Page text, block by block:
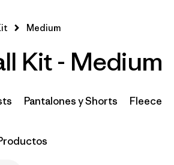
Medium
Kit - Medium
Pantalones y Shorts Fleece